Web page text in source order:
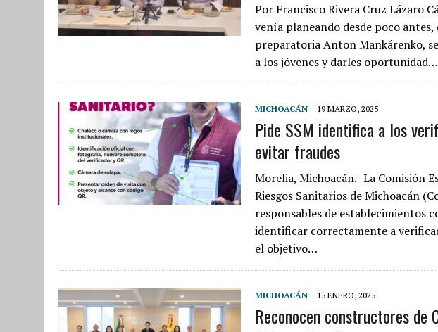
Por Francisco Rivera Cruz Lázaro
venía planeando desde poco
preparatoria Anton Mankárenko,
a los jóvenes y darles oportunidad…
MICHOACÁN 19 MARZO, 2025
Pide SSM identifica a los
evitar fraudes
Morelia, Michoacán.- La Comisión
Riesgos Sanitarios de Michoacán
responsables de establecimientos
identificar correctamente a
el objetivo…
MICHOACÁN 15 ENERO, 2025
Reconocen constructores de